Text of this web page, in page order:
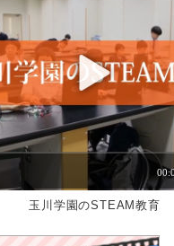
玉川学園のSTEAM教育